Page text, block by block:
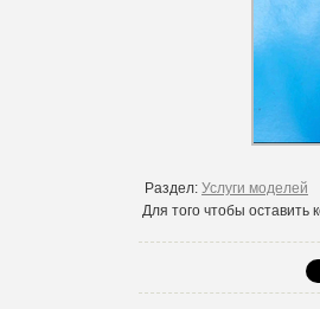
Раздел: Услуги моделей
Для того чтобы